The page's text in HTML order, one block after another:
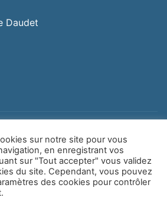
Daudet
sur notre site pour vous
en enregistrant vos
sur "Tout accepter" vous validez
du site. Cependant, vous pouvez
des cookies pour contrôler